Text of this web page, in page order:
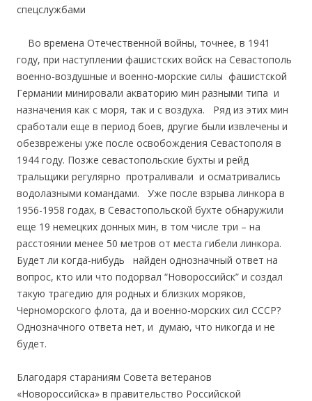
спецслужбами
Во времена Отечественной войны, точнее, в 1941
году, при наступлении фашистских войск на Севастополь
военно-воздушные и военно-морские силы фашистской
Германии минировали акваторию мин разными типа и
назначения как с моря, так и с воздуха. Ряд из этих мин
сработали еще в период боев, другие были извлечены и
обезврежены уже после освобождения Севастополя в
1944 году. Позже севастопольские бухты и рейд
тральщики регулярно протраливали и осматривались
водолазными командами. Уже после взрыва линкора в
1956-1958 годах, в Севастопольской бухте обнаружили
еще 19 немецких донных мин, в том числе три – на
расстоянии менее 50 метров от места гибели линкора.
Будет ли когда-нибудь найден однозначный ответ на
вопрос, кто или что подорвал “Новороссийск” и создал
такую трагедию для родных и близких моряков,
Черноморского флота, да и военно-морских сил СССР?
Однозначного ответа нет, и думаю, что никогда и не
будет.
Благодаря стараниям Совета ветеранов
«Новороссийска» в правительство Российской